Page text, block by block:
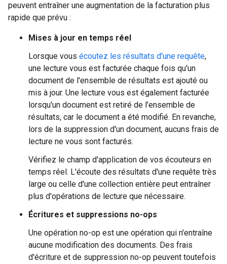
peuvent entraîner une augmentation de la facturation plus
rapide que prévu :
Mises à jour en temps réel
Lorsque vous écoutez les résultats d'une requête,
une lecture vous est facturée chaque fois qu'un
document de l'ensemble de résultats est ajouté ou
mis à jour. Une lecture vous est également facturée
lorsqu'un document est retiré de l'ensemble de
résultats, car le document a été modifié. En revanche,
lors de la suppression d'un document, aucuns frais de
lecture ne vous sont facturés.
Vérifiez le champ d'application de vos écouteurs en
temps réel. L'écoute des résultats d'une requête très
large ou celle d'une collection entière peut entraîner
plus d'opérations de lecture que nécessaire.
Écritures et suppressions no-ops
Une opération no-op est une opération qui n'entraîne
aucune modification des documents. Des frais
d'écriture et de suppression no-op peuvent toutefois